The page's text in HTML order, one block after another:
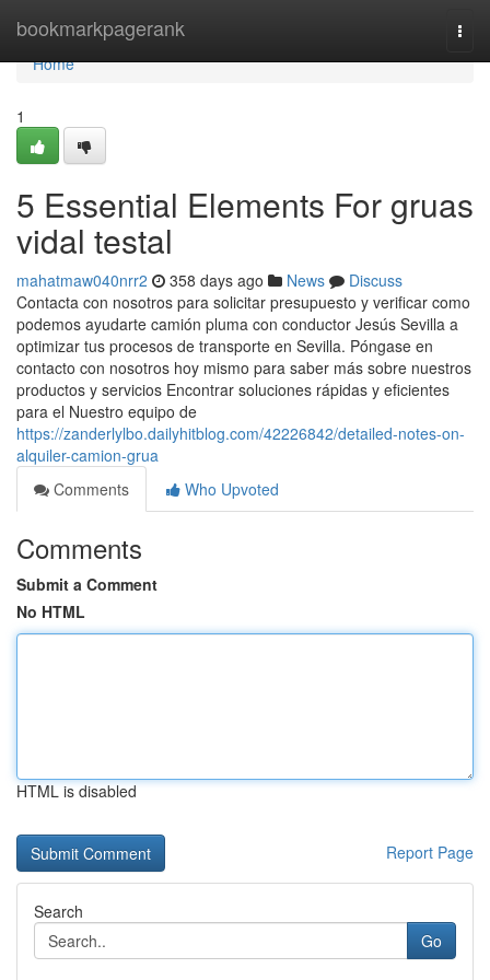
bookmarkpagerank
Home
Home
1
5 Essential Elements For gruas
vidal testal
mahatmaw040nrr2 358 days ago News
Discuss
Contacta con nosotros para solicitar presupuesto y verificar como
podemos ayudarte camión pluma con conductor Jesús Sevilla a
optimizar tus procesos de transporte en Sevilla. Póngase en
contacto con nosotros hoy mismo para saber más sobre nuestros
productos y servicios Encontrar soluciones rápidas y eficientes
para el Nuestro equipo de
https://zanderlylbo.dailyhitblog.com/42226842/detailed-notes-on-
alquiler-camion-grua
Comments
Who Upvoted
Comments
Submit a Comment
No HTML
HTML is disabled
Report Page
Search
Go